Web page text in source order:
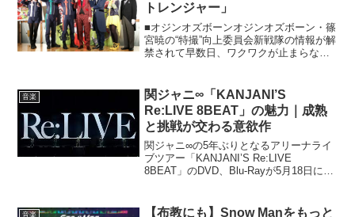
トレンジャー」
■オジンオズボーンオジンオズボーン・篠
宮暁の“特撮”向上委員会新戦隊の情報が解
禁されて早数日、ワクワクが止まらない
作目。タイトルは、『快盗戦隊ルパンレ
ンジャーVS...
音楽
関ジャニ∞「KANJANI’S
Re:LIVE 8BEAT」の魅力｜成熟
と挑戦が交わる意欲作
関ジャニ∞の5年ぶりとなるアリーナライ
ブツアー「KANJANI’S Re:LIVE
8BEAT」のDVD、Blu-Rayが5月18日にリ
ストなどがついて初回生産限定盤...
音楽
【布教にも】Snow Manをもっと